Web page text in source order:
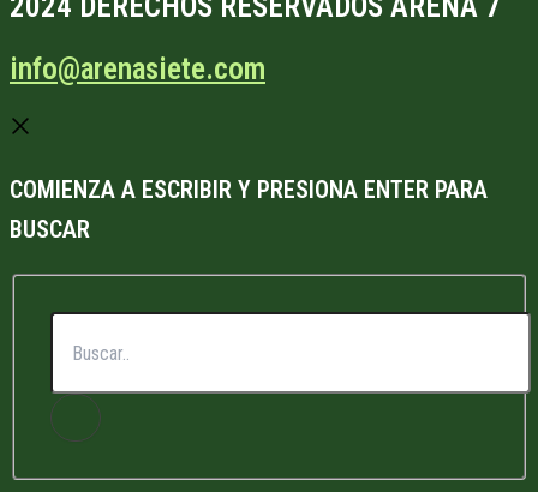
info@arenasiete.com
COMIENZA A ESCRIBIR Y PRESIONA ENTER PARA
BUSCAR